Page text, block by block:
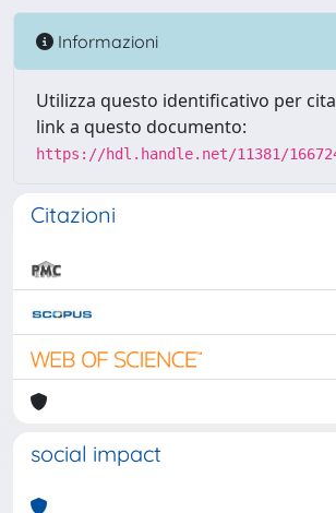
Informazioni
Utilizza questo identificativo per
link a questo documento:
https://hdl.handle.net/11381/
Citazioni
social impact